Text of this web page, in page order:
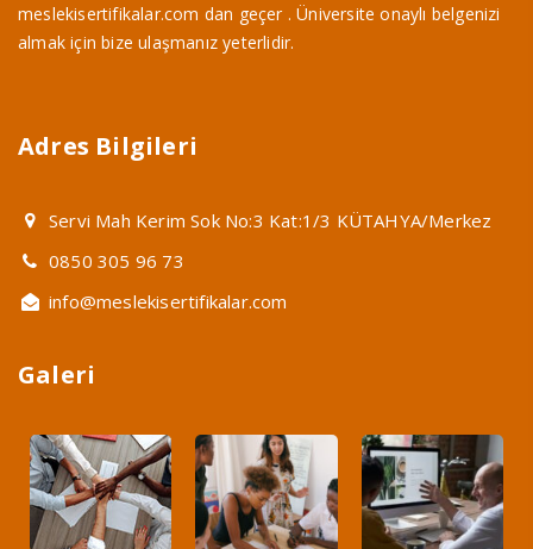
meslekisertifikalar.com dan geçer . Üniversite onaylı belgenizi
almak için bize ulaşmanız yeterlidir.
Adres Bilgileri
Servi Mah Kerim Sok No:3 Kat:1/3 KÜTAHYA/Merkez
0850 305 96 73
info@meslekisertifikalar.com
Galeri